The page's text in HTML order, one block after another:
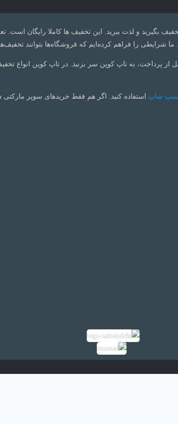
تخفیف بگیرید و لذت ببرید. این تخفیف ها کاملا رایگان
را فراهم کرده‌ایم که فروشگاه‌ها بتوانند
از پرداخت، به تاپ کوپن سر بزنید. در تاپ کوپن انواع
شاپ استفاده کنید. اگر هم فقط خریدهای سوپر